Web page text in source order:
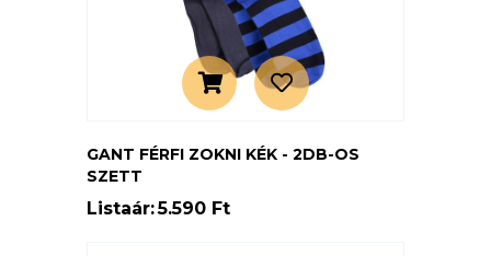
GANT FÉRFI ZOKNI KÉK - 2DB-OS
SZETT
Listaár:5.590 Ft